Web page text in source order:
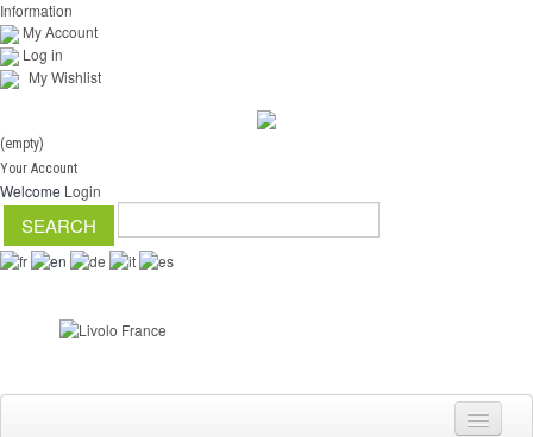
Information
My Account
Log in
My Wishlist
(empty)
Your Account
Welcome Login